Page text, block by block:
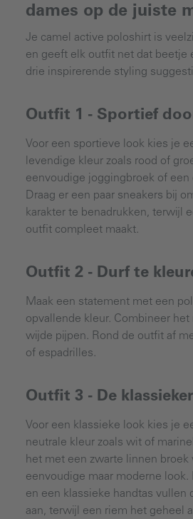
dames op de juiste
Je camel active poloshirt is
en geeft elk outfit net dat beetje
drie inspirerende styling
Outfit 1 - Sportief
Voor een sportieve look kies je
levendige kleur zoals rood of
eenvoudige joggingbroek of een
Draag er een paar sneakers bij
karakter te benadrukken, terwijl
outfit compleet maakt.
Outfit 2 - Durf te
Maak een statement met een
opvallende kleur. Combineer
wijde pijpen. Rond de outfit af
of espadrilles.
Outfit 3 - De klassieker
Voor een klassieke look kies je
neutrale kleur zoals wit of
het met een zwarte linnen broek
eenvoudige maar moderne look.
en een klassieke handtas vullen
aan, terwijl een riem het geheel